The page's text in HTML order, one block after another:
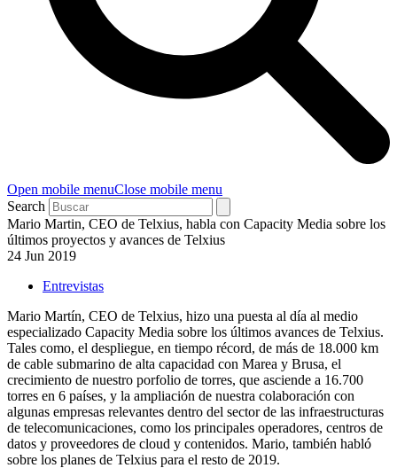
Open mobile menuClose mobile menu
Search
Mario Martin, CEO de Telxius, habla con Capacity Media sobre los
últimos proyectos y avances de Telxius
24 Jun 2019
Entrevistas
Mario Martín, CEO de Telxius, hizo una puesta al día al medio
especializado Capacity Media sobre los últimos avances de Telxius.
Tales como, el despliegue, en tiempo récord, de más de 18.000 km
de cable submarino de alta capacidad con Marea y Brusa, el
crecimiento de nuestro porfolio de torres, que asciende a 16.700
torres en 6 países, y la ampliación de nuestra colaboración con
algunas empresas relevantes dentro del sector de las infraestructuras
de telecomunicaciones, como los principales operadores, centros de
datos y proveedores de cloud y contenidos. Mario, también habló
sobre los planes de Telxius para el resto de 2019.